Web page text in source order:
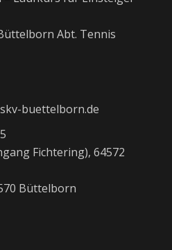
Abt. Tennis
buettelborn.de
Fichtering), 64572
Büttelborn